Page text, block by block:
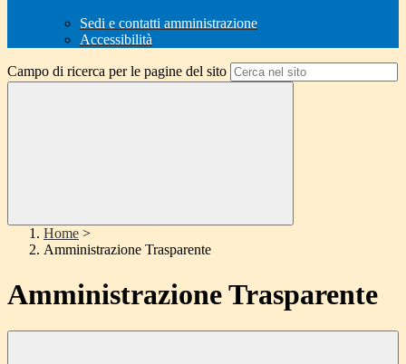
Sedi e contatti amministrazione
Accessibilità
Campo di ricerca per le pagine del sito
Home >
Amministrazione Trasparente
Amministrazione Trasparente